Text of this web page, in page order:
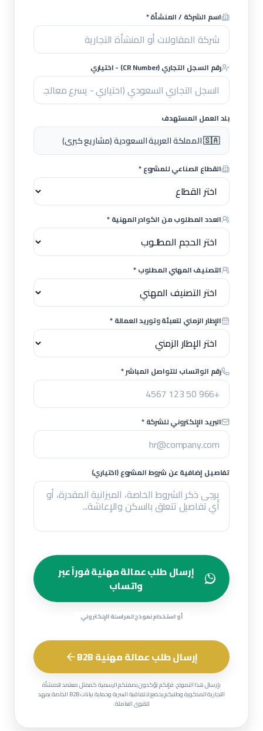
اسم الشركة / المنشأة *
رقم السجل التجاري (CR Number) - اختياري
بلد العمل المستهدف
🇸🇦 المملكة العربية السعودية (مشاريع كبرى)
القطاع الصناعي للمشروع *
العدد المطلوب من الكوادر المهنية *
التصنيف المهني المطلوب *
الإطار الزمني لتعبئة وتوريد العمالة *
رقم الواتساب للتواصل المباشر *
البريد الإلكتروني للشركة *
تفاصيل إضافية عن شروط المشروع (اختياري)
إرسال طلب عمالة مهنية فوراً عبر
واتساب
أو استخدام نموذج المراسلة الإلكتروني
إرسال طلب عمالة مهنية B2B
بإرسال هذا النموذج، فإنكم تؤكدون بصفتكم الرسمية كممثل معتمد للمنشأة
التجارية المذكورة وطلبكم يخضع لاتفاقية السرية وحماية بيانات B2B الخاصة بمهد
للقوى العاملة.